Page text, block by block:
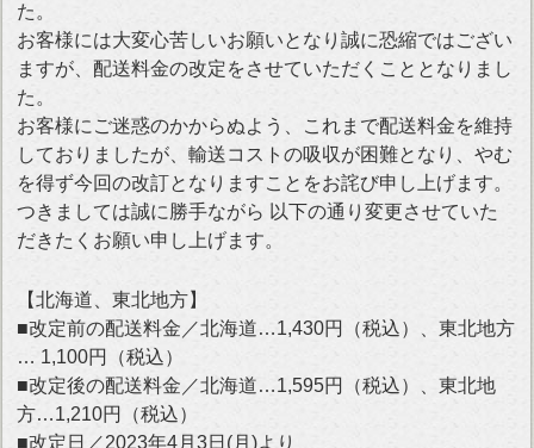
た。
お客様には大変心苦しいお願いとなり誠に恐縮ではござい
ますが、配送料金の改定をさせていただくこととなりまし
た。
お客様にご迷惑のかからぬよう、これまで配送料金を維持
しておりましたが、輸送コストの吸収が困難となり、やむ
を得ず今回の改訂となりますことをお詫び申し上げます。
つきましては誠に勝手ながら 以下の通り変更させていた
だきたくお願い申し上げます。
【北海道、東北地方】
■改定前の配送料金／北海道…1,430円（税込）、東北地方
… 1,100円（税込）
■改定後の配送料金／北海道…1,595円（税込）、東北地
方…1,210円（税込）
■改定日／2023年4月3日(月)より